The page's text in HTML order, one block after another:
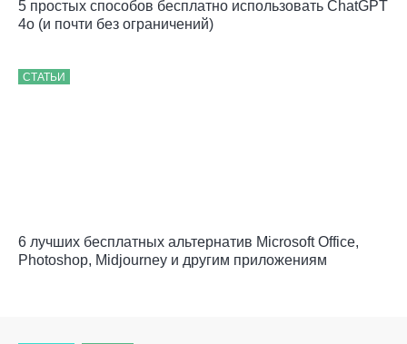
5 простых способов бесплатно использовать ChatGPT
4o (и почти без ограничений)
СТАТЬИ
6 лучших бесплатных альтернатив Microsoft Office,
Photoshop, Midjourney и другим приложениям